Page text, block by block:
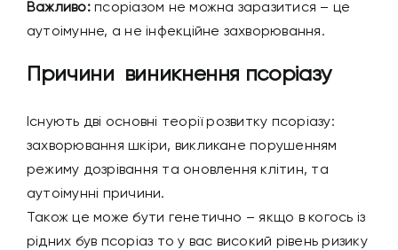
Важливо:псоріазом не можна заразитися – це
аутоімунне, а не інфекційне захворювання.
Причини виникнення псоріазу
Існують дві основні теорії розвитку псоріазу:
захворювання шкіри, викликане порушенням
режиму дозрівання та оновлення клітин, та
аутоімунні причини.
Також це може бути генетично – якщо в когось із
рідних був псоріаз то у вас високий рівень ризику